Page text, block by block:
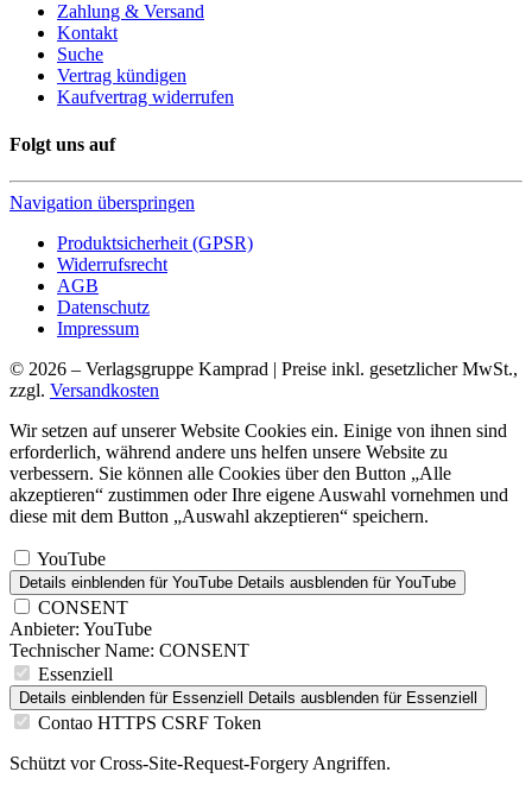
Zahlung & Versand
Kontakt
Suche
Vertrag kündigen
Kaufvertrag widerrufen
Folgt uns auf
Navigation überspringen
Produktsicherheit (GPSR)
Widerrufsrecht
AGB
Datenschutz
Impressum
© 2026 – Verlagsgruppe Kamprad | Preise inkl. gesetzlicher MwSt.,
zzgl. Versandkosten
Wir setzen auf unserer Website Cookies ein. Einige von ihnen sind
erforderlich, während andere uns helfen unsere Website zu
verbessern. Sie können alle Cookies über den Button „Alle
akzeptieren“ zustimmen oder Ihre eigene Auswahl vornehmen und
diese mit dem Button „Auswahl akzeptieren“ speichern.
YouTube
Details einblenden für YouTube Details ausblenden für YouTube
CONSENT
Anbieter: YouTube
Technischer Name: CONSENT
Essenziell
Details einblenden für Essenziell Details ausblenden für Essenziell
Contao HTTPS CSRF Token
Schützt vor Cross-Site-Request-Forgery Angriffen.